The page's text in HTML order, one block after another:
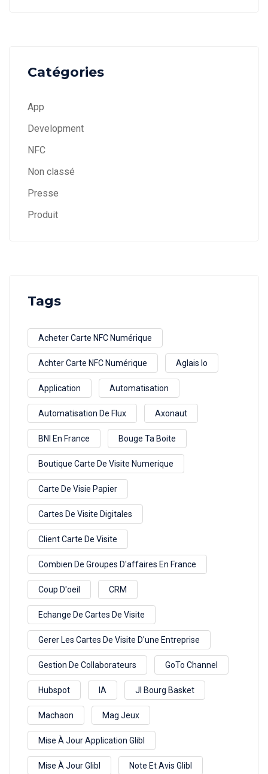
Catégories
App
Development
NFC
Non classé
Presse
Produit
Tags
Acheter Carte NFC Numérique
Achter Carte NFC Numérique Aglais Io
Application Automatisation
Automatisation De Flux Axonaut
BNI En France Bouge Ta Boite
Boutique Carte De Visite Numerique
Carte De Visie Papier
Cartes De Visite Digitales
Client Carte De Visite
Combien De Groupes D'affaires En France
Coup D'oeil CRM
Echange De Cartes De Visite
Gerer Les Cartes De Visite D'une Entreprise
Gestion De Collaborateurs GoTo Channel
Hubspot IA Jl Bourg Basket
Machaon Mag Jeux
Mise À Jour Application Glibl
Mise À Jour Glibl Note Et Avis Glibl